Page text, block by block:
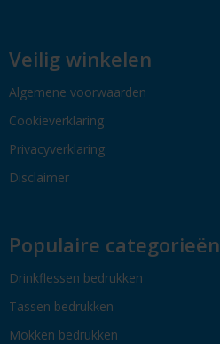
Veilig winkelen
Algemene voorwaarden
Cookieverklaring
Privacyverklaring
Disclaimer
Populaire categorieën
Drinkflessen bedrukken
Tassen bedrukken
Mokken bedrukken